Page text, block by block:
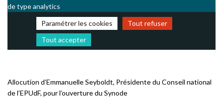
de type analytics
Paramétrer les cookies
Tout refuser
Tout accepter
Allocution d’Emmanuelle Seyboldt, Présidente du Conseil national
de l’EPUdF, pour l’ouverture du Synode